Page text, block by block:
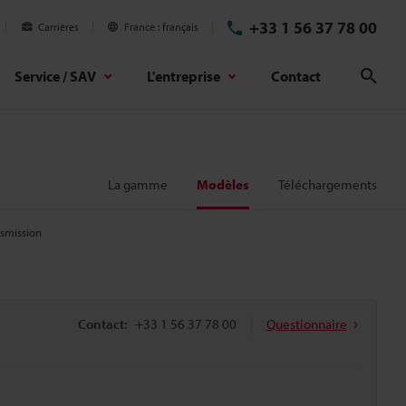
Carrières France français +33 1 56 37 78 00
Service / SAV L'entreprise Contact
La gamme Modèles Téléchargements
Contact: +33 1 56 37 78 00 Questionnaire